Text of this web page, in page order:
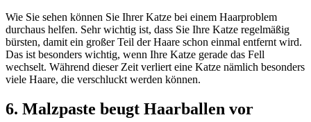
Wie Sie sehen können Sie Ihrer Katze bei einem Haarproblem
durchaus helfen. Sehr wichtig ist, dass Sie Ihre Katze regelmäßig
bürsten, damit ein großer Teil der Haare schon einmal entfernt wird.
Das ist besonders wichtig, wenn Ihre Katze gerade das Fell
wechselt. Während dieser Zeit verliert eine Katze nämlich besonders
viele Haare, die verschluckt werden können.
6. Malzpaste beugt Haarballen vor